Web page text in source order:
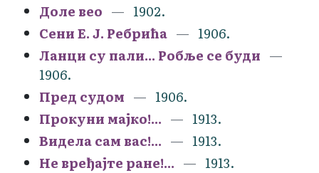
Доле вео
1902.
Сени Е. Ј. Ребрића
1906.
Ланци су пали... Робље се буди
1906.
Пред судом
1906.
Прокуни мајко!...
1913.
Видела сам вас!...
1913.
Не вређајте ране!...
1913.